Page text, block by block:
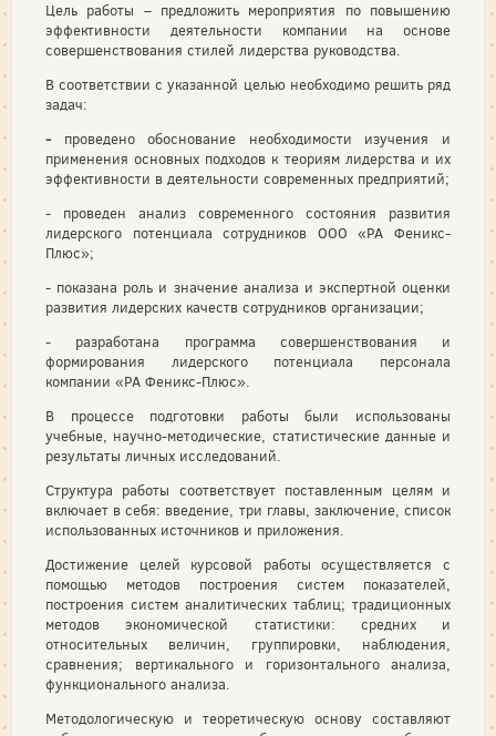
Цель работы – предложить мероприятия по повышению
эффективности деятельности компании на основе
совершенствования стилей лидерства руководства.
В соответствии с указанной целью необходимо решить ряд
задач:
- проведено обоснование необходимости изучения и
применения основных подходов к теориям лидерства и их
эффективности в деятельности современных предприятий;
- проведен анализ современного состояния развития
лидерского потенциала сотрудников ООО «PA Феникс-
Плюс»;
- показана роль и значение анализа и экспертной оценки
развития лидерских качеств сотрудников организации;
- разработана программа совершенствования и
формирования лидерского потенциала персонала
компании «PA Феникс-Плюс».
В процессе подготовки работы были использованы
учебные, научно-методические, статистические данные и
результаты личных исследований.
Структура работы соответствует поставленным целям и
включает в себя: введение, три главы, заключение, список
использованных источников и приложения.
Достижение целей курсовой работы осуществляется с
помощью методов построения систем показателей,
построения систем аналитических таблиц; традиционных
методов экономической статистики: средних и
относительных величин, группировки, наблюдения,
сравнения; вертикального и горизонтального анализа,
функционального анализа.
Методологическую и теоретическую основу составляют